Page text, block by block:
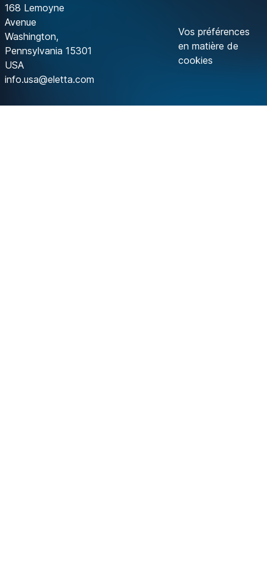
168 Lemoyne
Avenue
Washington,
Pennsylvania 15301
USA
info.usa@eletta.com
Vos préférences
en matière de
cookies